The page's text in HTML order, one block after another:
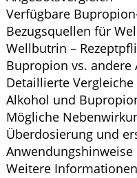
Verfügbare
Bezugsquellen für
Wellbutrin –
Bupropion vs. andere
Detaillierte Vergleiche
Alkohol und
Mögliche
Überdosierung und
Anwendungshinweise
Weitere